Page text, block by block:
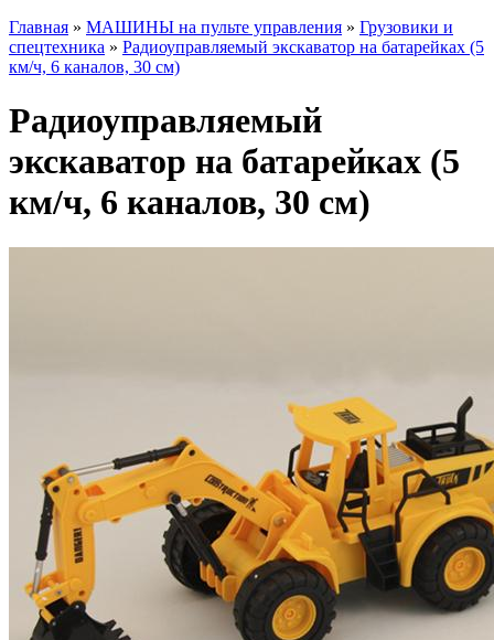
Главная » МАШИНЫ на пульте управления » Грузовики и
спецтехника » Радиоуправляемый экскаватор на батарейках (5
км/ч, 6 каналов, 30 см)
Радиоуправляемый
экскаватор на батарейках (5
км/ч, 6 каналов, 30 см)